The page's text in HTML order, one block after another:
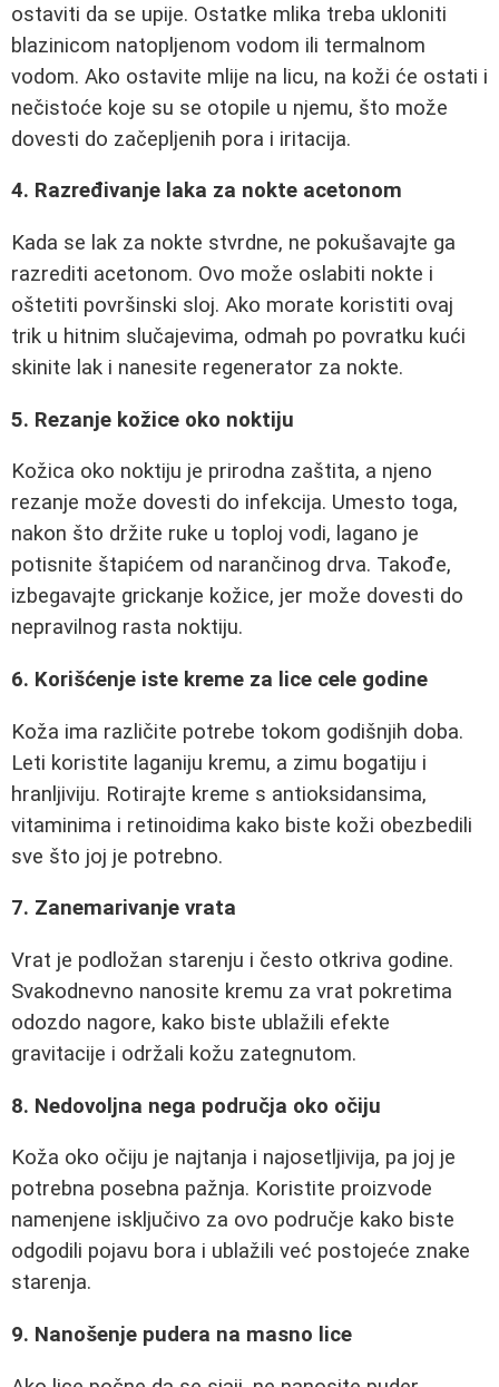
ostaviti da se upije. Ostatke mlika treba ukloniti
blazinicom natopljenom vodom ili termalnom
vodom. Ako ostavite mlije na licu, na koži će ostati i
nečistoće koje su se otopile u njemu, što može
dovesti do začepljenih pora i iritacija.
4. Razređivanje laka za nokte acetonom
Kada se lak za nokte stvrdne, ne pokušavajte ga
razrediti acetonom. Ovo može oslabiti nokte i
oštetiti površinski sloj. Ako morate koristiti ovaj
trik u hitnim slučajevima, odmah po povratku kući
skinite lak i nanesite regenerator za nokte.
5. Rezanje kožice oko noktiju
Kožica oko noktiju je prirodna zaštita, a njeno
rezanje može dovesti do infekcija. Umesto toga,
nakon što držite ruke u toploj vodi, lagano je
potisnite štapićem od narančinog drva. Takođe,
izbegavajte grickanje kožice, jer može dovesti do
nepravilnog rasta noktiju.
6. Korišćenje iste kreme za lice cele godine
Koža ima različite potrebe tokom godišnjih doba.
Leti koristite laganiju kremu, a zimu bogatiju i
hranljiviju. Rotirajte kreme s antioksidansima,
vitaminima i retinoidima kako biste koži obezbedili
sve što joj je potrebno.
7. Zanemarivanje vrata
Vrat je podložan starenju i često otkriva godine.
Svakodnevno nanosite kremu za vrat pokretima
odozdo nagore, kako biste ublažili efekte
gravitacije i održali kožu zategnutom.
8. Nedovoljna nega područja oko očiju
Koža oko očiju je najtanja i najosetljivija, pa joj je
potrebna posebna pažnja. Koristite proizvode
namenjene isključivo za ovo područje kako biste
odgodili pojavu bora i ublažili već postojeće znake
starenja.
9. Nanošenje pudera na masno lice